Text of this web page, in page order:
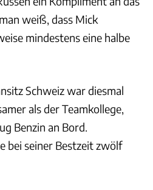
weiß, dass Mick
mindestens eine halbe
Schweiz war diesmal
als der Teamkollege,
Benzin an Bord.
bei seiner Bestzeit zwölf